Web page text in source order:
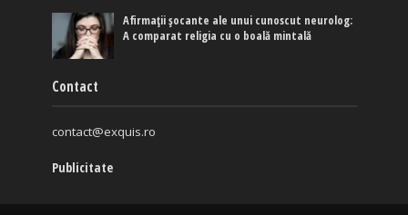
Afirmaţii şocante ale unui cunoscut neurolog:
A comparat religia cu o boală mintală
Contact
contact@exquis.ro
Publicitate